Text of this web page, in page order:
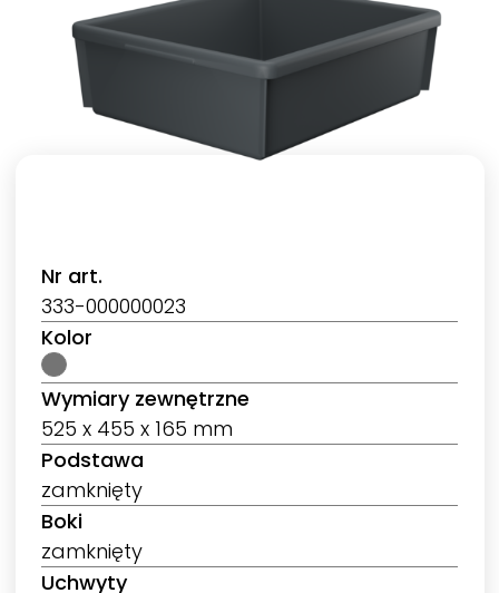
Nr art.
333-000000023
Kolor
Wymiary zewnętrzne
525 x 455 x 165 mm
Podstawa
zamknięty
Boki
zamknięty
Uchwyty